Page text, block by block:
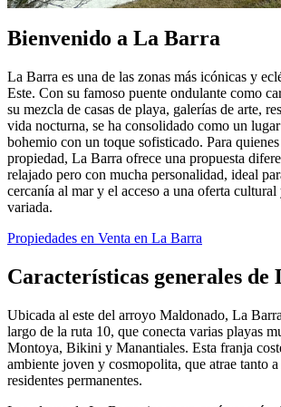
Bienvenido a La Barra
La Barra es una de las zonas más icónicas y
Este. Con su famoso puente ondulante como
su mezcla de casas de playa, galerías de arte,
vida nocturna, se ha consolidado como un
bohemio con un toque sofisticado. Para
propiedad, La Barra ofrece una propuesta
relajado pero con mucha personalidad, ideal
cercanía al mar y el acceso a una oferta
variada.
Propiedades en Venta en La Barra
Características generales de
Ubicada al este del arroyo Maldonado, La
largo de la ruta 10, que conecta varias playas
Montoya, Bikini y Manantiales. Esta franja
ambiente joven y cosmopolita, que atrae tanto
residentes permanentes.